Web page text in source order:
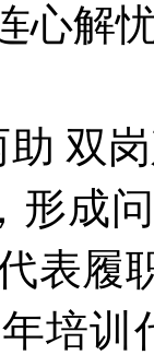
心解
双岗
形成
表履
培训